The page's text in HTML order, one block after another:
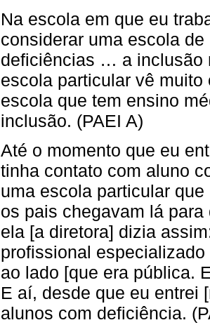
Na escola em que eu
considerar uma escola
deficiências … a inclusão
escola particular vê
escola que tem ensino
inclusão. (PAEI A)
Até o momento que eu
tinha contato com aluno
uma escola particular
os pais chegavam lá
ela [a diretora] dizia
profissional
ao lado [que era pública.
E aí, desde que eu entrei
alunos com deficiência.